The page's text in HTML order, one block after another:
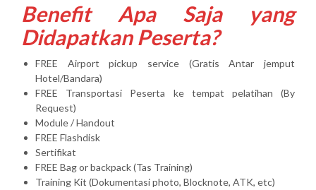
Benefit Apa Saja yang
Didapatkan Peserta?
FREE Airport pickup service (Gratis Antar jemput
Hotel/Bandara)
FREE Transportasi Peserta ke tempat pelatihan (By
Request)
Module / Handout
FREE Flashdisk
Sertifikat
FREE Bag or backpack (Tas Training)
Training Kit (Dokumentasi photo, Blocknote, ATK, etc)